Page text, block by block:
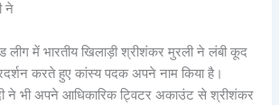
ने
लीग में भारतीय खिलाड़ी श्रीशंकर मुरली ने लंबी कूद
करते हुए कांस्य पदक अपने नाम किया है।
ने भी अपने आधिकारिक ट्विटर अकाउंट से श्रीशंकर